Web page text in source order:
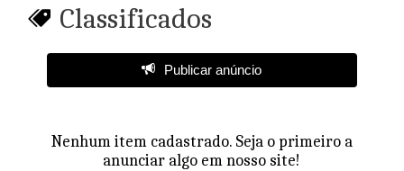
Classificados
Publicar anúncio
Nenhum item cadastrado. Seja o primeiro a
anunciar algo em nosso site!